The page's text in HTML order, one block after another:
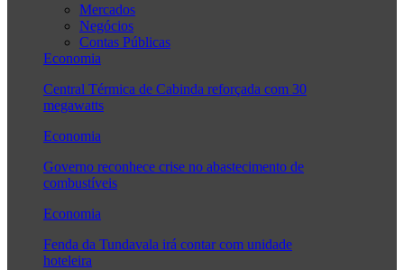
Mercados
Negócios
Contas Públicas
Economia
Central Térmica de Cabinda reforçada com 30
megawatts
Economia
Governo reconhece crise no abastecimento de
combustíveis
Economia
Fenda da Tundavala irá contar com unidade
hoteleira